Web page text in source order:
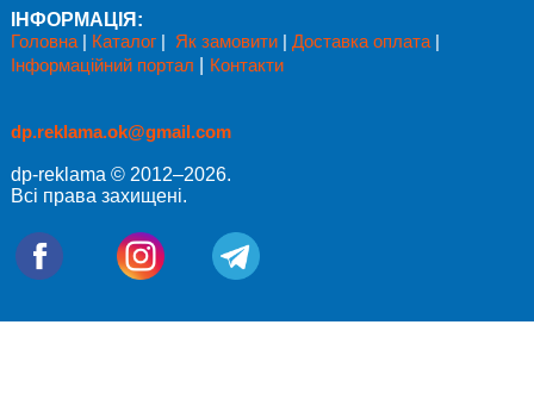
ІНФОРМАЦІЯ:
Головна| Каталог| Як замовити| Доставка оплата|
Інформаційний портал
Контакти
dp.reklama.ok@gmail.com
dp-reklama © 2012–2026.
Всі права захищені.